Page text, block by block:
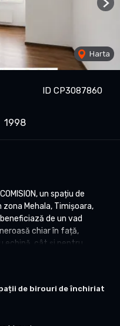
ID CP3087860
1998
Harta
de birouri de închiriat
un spațiu de
Mehala, Timișoara,
de un vad
chiar în față,
cât și pentru